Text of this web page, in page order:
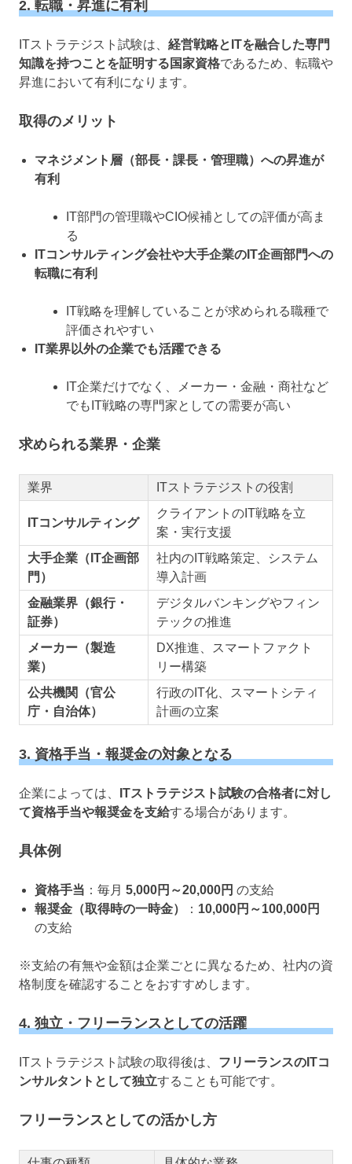
2. 転職・昇進に有利
ITストラテジスト試験は、 経営戦略とITを融合した専門
知識を持つことを証明する国家資格であるため、転職や
昇進において有利になります。
取得のメリット
マネジメント層（部長・課長・管理職）への昇進が
有利
IT部門の管理職やCIO候補としての評価が高ま
る
ITコンサルティング会社や大手企業のIT企画部門への
転職に有利
IT戦略を理解していることが求められる職種で
評価されやすい
IT業界以外の企業でも活躍できる
IT企業だけでなく、メーカー・金融・商社など
でもIT戦略の専門家としての需要が高い
求められる業界・企業
業界 ITストラテジストの役割
ITコンサルティング
クライアントのIT戦略を立
案・実行支援
大手企業（IT企画部
門）
社内のIT戦略策定、システム
導入計画
金融業界（銀行・
証券）
デジタルバンキングやフィン
テックの推進
メーカー（製造
業）
DX推進、スマートファクト
リー構築
公共機関（官公
庁・自治体）
行政のIT化、スマートシティ
計画の立案
3. 資格手当・報奨金の対象となる
企業によっては、
ITストラテジスト試験の合格者に対し
て資格手当や報奨金を支給する場合があります。
具体例
資格手当 ：毎月 5,000円～20,000円 の支給
報奨金（取得時の一時金）
： 10,000円～100,000円
の支給
※支給の有無や金額は企業ごとに異なるため、社内の資
格制度を確認することをおすすめします。
4. 独立・フリーランスとしての活躍
ITストラテジスト試験の取得後は、 フリーランスのITコ
ンサルタントとして独立することも可能です。
フリーランスとしての活かし方